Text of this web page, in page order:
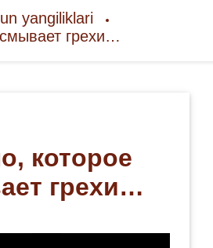
yangiliklari
грехи…
которое
грехи…